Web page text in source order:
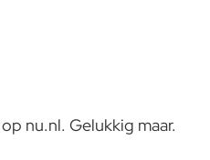
nu.nl. Gelukkig maar.